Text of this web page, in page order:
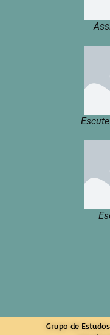
Grupo de